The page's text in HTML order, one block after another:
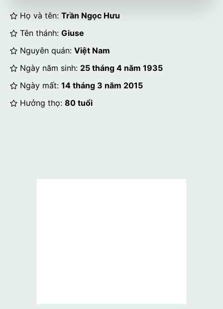
Họ và tên: Trần Ngọc Hưu
Tên thánh: Giuse
Nguyên quán: Việt Nam
Ngày năm sinh: 25 tháng 4 năm 1935
Ngày mất: 14 tháng 3 năm 2015
Hưởng thọ: 80 tuổi